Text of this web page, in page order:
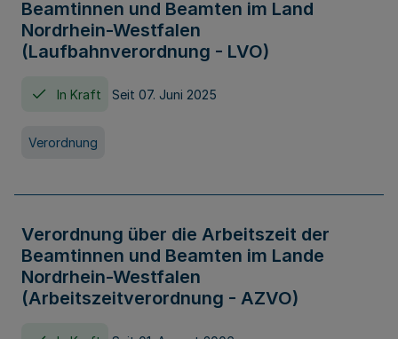
Beamtinnen und Beamten im Land
Nordrhein-Westfalen
(Laufbahnverordnung - LVO)
In Kraft Seit 07. Juni 2025
Verordnung
Verordnung über die Arbeitszeit der
Beamtinnen und Beamten im Lande
Nordrhein-Westfalen
(Arbeitszeitverordnung - AZVO)